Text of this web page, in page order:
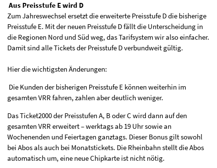
Aus Preisstufe E wird D
Zum Jahreswechsel ersetzt die erweiterte Preisstufe D die bisherige
Preisstufe E. Mit der neuen Preisstufe D fällt die Unterscheidung in
die Regionen Nord und Süd weg, das Tarifsystem wir also einfacher.
Damit sind alle Tickets der Preisstufe D verbundweit gültig.
Hier die wichtigsten Änderungen:
Die Kunden der bisherigen Preisstufe E können weiterhin im
gesamten VRR fahren, zahlen aber deutlich weniger.
Das Ticket2000 der Preisstufen A, B oder C wird dann auf den
gesamten VRR erweitert – werktags ab 19 Uhr sowie an
Wochenenden und Feiertagen ganztags. Dieser Bonus gilt sowohl
bei Abos als auch bei Monatstickets. Die Rheinbahn stellt die Abos
automatisch um, eine neue Chipkarte ist nicht nötig.